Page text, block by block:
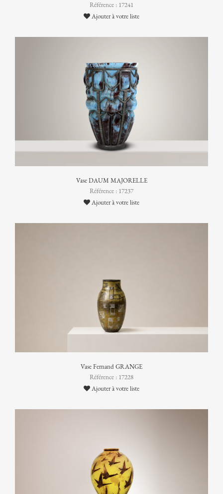
Référence : 17241
Ajouter à votre liste
Vase DAUM MAJORELLE
Référence : 17237
Ajouter à votre liste
Vase Fernand GRANGE
Référence : 17228
Ajouter à votre liste